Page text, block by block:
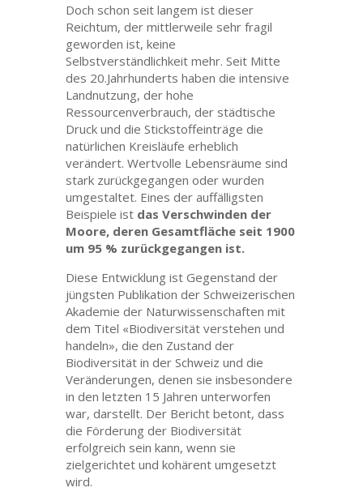
Doch schon seit langem ist dieser
Reichtum, der mittlerweile sehr fragil
geworden ist, keine
Selbstverständlichkeit mehr. Seit Mitte
des 20.Jahrhunderts haben die intensive
Landnutzung, der hohe
Ressourcenverbrauch, der städtische
Druck und die Stickstoffeinträge die
natürlichen Kreisläufe erheblich
verändert. Wertvolle Lebensräume sind
stark zurückgegangen oder wurden
umgestaltet. Eines der auffälligsten
Beispiele ist das Verschwinden der
Moore, deren Gesamtfläche seit 1900
um 95 % zurückgegangen ist.
Diese Entwicklung ist Gegenstand der
jüngsten Publikation der Schweizerischen
Akademie der Naturwissenschaften mit
dem Titel «Biodiversität verstehen und
handeln», die den Zustand der
Biodiversität in der Schweiz und die
Veränderungen, denen sie insbesondere
in den letzten 15 Jahren unterworfen
war, darstellt. Der Bericht betont, dass
die Förderung der Biodiversität
erfolgreich sein kann, wenn sie
zielgerichtet und kohärent umgesetzt
wird.